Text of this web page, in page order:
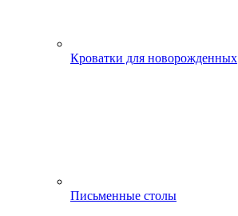
Кроватки для новорожденных
Письменные столы